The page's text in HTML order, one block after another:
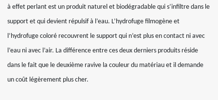
à effet perlant est un produit naturel et biodégradable qui s’infiltre dans le
support et qui devient répulsif à l’eau. L’hydrofuge filmogène et
l’hydrofuge coloré recouvrent le support qui n’est plus en contact ni avec
l’eau ni avec l’air. La différence entre ces deux derniers produits réside
dans le fait que le deuxième ravive la couleur du matériau et il demande
un coût légèrement plus cher.